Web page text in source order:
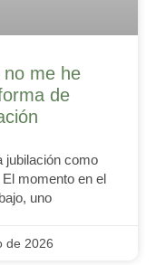
no me he
de
jubilación como
momento en el
uno
de 2026